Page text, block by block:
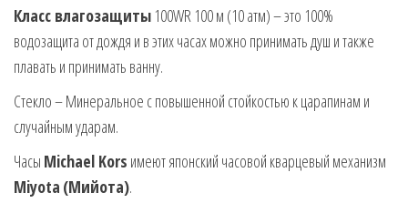
Класс влагозащиты 100WR 100 м (10 атм) – это 100%
водозащита от дождя и в этих часах можно принимать душ и также
плавать и принимать ванну.
Стекло – Минеральное с повышенной стойкостью к царапинам и
случайным ударам.
Часы Michael Kors имеют японский часовой кварцевый механизм
Miyota (Мийота).